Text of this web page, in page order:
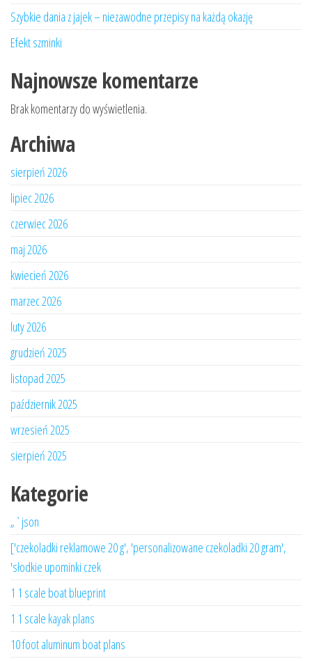
Szybkie dania z jajek – niezawodne przepisy na każdą okazję
Efekt szminki
Najnowsze komentarze
Brak komentarzy do wyświetlenia.
Archiwa
sierpień 2026
lipiec 2026
czerwiec 2026
maj 2026
kwiecień 2026
marzec 2026
luty 2026
grudzień 2025
listopad 2025
październik 2025
wrzesień 2025
sierpień 2025
Kategorie
„`json
['czekoladki reklamowe 20 g', 'personalizowane czekoladki 20 gram',
'słodkie upominki czek
1 1 scale boat blueprint
1 1 scale kayak plans
10 foot aluminum boat plans